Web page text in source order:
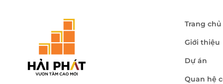
Trang chủ
Giới thiệu
Dự án
Quan hệ